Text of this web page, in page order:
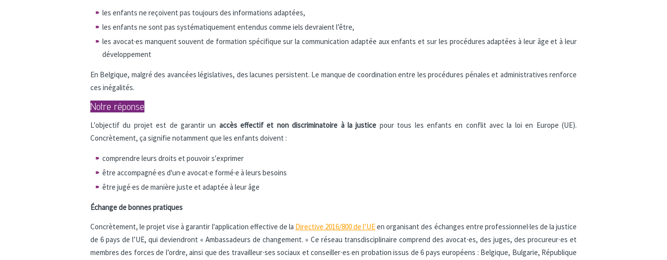
les enfants ne reçoivent pas toujours des informations adaptées,
les enfants ne sont pas systématiquement entendus comme iels devraient l’être,
les avocat·es manquent souvent de formation spécifique sur la communication adaptée aux enfants et sur les procédures adaptées à leur âge et à leur
développement
En Belgique, malgré des avancées législatives, des lacunes persistent. Le manque de coordination entre les procédures pénales et administratives renforce
ces inégalités.
Notre réponse
L'objectif du projet est de garantir un accès effectif et non discriminatoire à la justice pour tous les enfants en conflit avec la loi en Europe (UE).
Concrètement, ça signifie notamment que les enfants doivent :
comprendre leurs droits et pouvoir s'exprimer
être accompagné·es d'un·e avocat·e formé·e à leurs besoins
être jugé·es de manière juste et adaptée à leur âge
Échange de bonnes pratiques
Concrètement, le projet vise à garantir l'application effective de la Directive 2016/800 de l’UEen organisant des échanges entre professionnel·les de la justice
de 6 pays de l’UE, qui deviendront « Ambassadeurs de changement. » Ce réseau transdisciplinaire comprend des avocat∙es, des juges, des procureur∙es et
membres des forces de l’ordre, ainsi que des travailleur∙ses sociaux et conseiller∙es en probation issus de 6 pays européens : Belgique, Bulgarie, République